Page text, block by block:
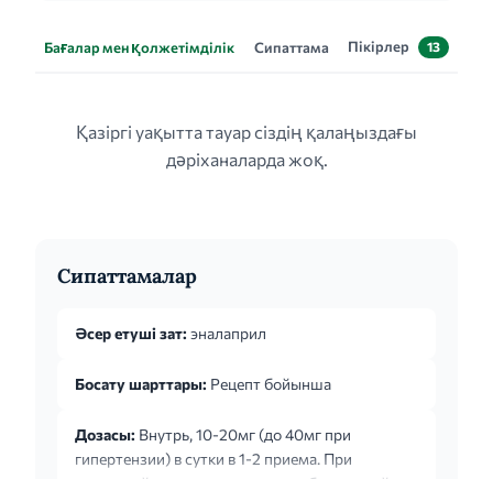
Бағалар мен қолжетімділік Сипаттама Пікірлер 13
Қазіргі уақытта тауар сіздің қалаңыздағы
дәріханаларда жоқ.
Сипаттамалар
Әсер етуші зат: эналаприл
Босату шарттары: Рецепт бойынша
Дозасы: Внутрь, 10-20мг (до 40мг при
гипертензии) в сутки в 1-2 приема. При